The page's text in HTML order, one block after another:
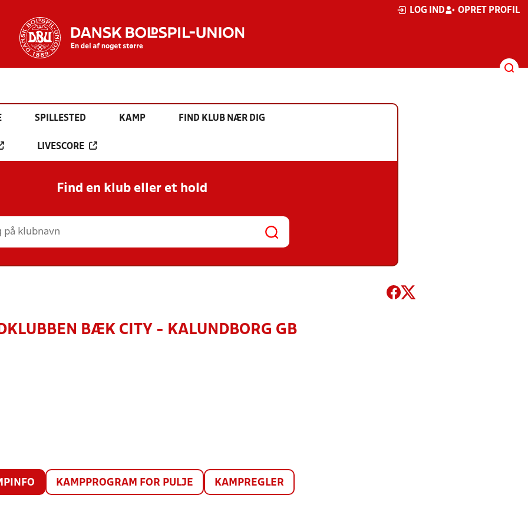
LOG IND OPRET PROFIL
SPILLESTED KAMP FIND KLUB NÆR DIG
LIVESCORE
Find en klub eller et hold
BÆK CITY - KALUNDBORG GB
KAMPPROGRAM FOR PULJE KAMPREGLER